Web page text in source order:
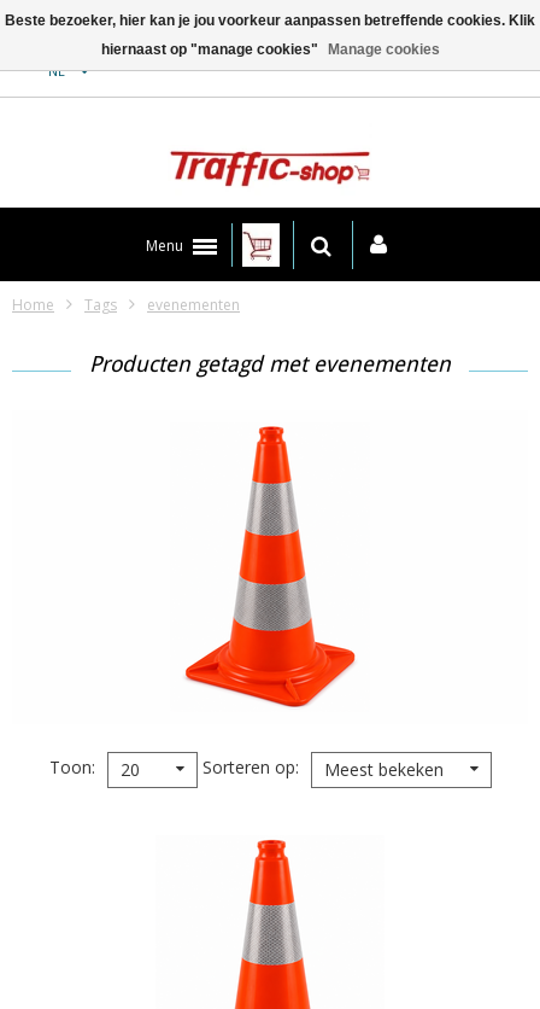
NL
Menu
Home Tags evenementen
Producten getagd met evenementen
Toon 20 Sorteren op Meest bekeken
Beste bezoeker, hier kan je jou voorkeur aanpassen betreffende cookies. Klik
hiernaast op "manage cookies"
Manage cookies